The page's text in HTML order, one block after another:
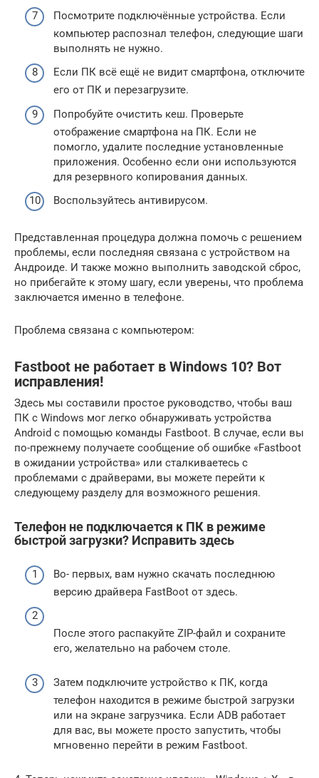
Посмотрите подключённые устройства. Если
компьютер распознал телефон, следующие шаги
выполнять не нужно.
Если ПК всё ещё не видит смартфона, отключите
его от ПК и перезагрузите.
Попробуйте очистить кеш. Проверьте
отображение смартфона на ПК. Если не
помогло, удалите последние установленные
приложения. Особенно если они используются
для резервного копирования данных.
Воспользуйтесь антивирусом.
Представленная процедура должна помочь с решением
проблемы, если последняя связана с устройством на
Андроиде. И также можно выполнить заводской сброс,
но прибегайте к этому шагу, если уверены, что проблема
заключается именно в телефоне.
Проблема связана с компьютером:
Fastboot не работает в Windows 10? Вот
исправления!
Здесь мы составили простое руководство, чтобы ваш
ПК с Windows мог легко обнаруживать устройства
Android с помощью команды Fastboot. В случае, если вы
по-прежнему получаете сообщение об ошибке «Fastboot
в ожидании устройства» или сталкиваетесь с
проблемами с драйверами, вы можете перейти к
следующему разделу для возможного решения.
Телефон не подключается к ПК в режиме
быстрой загрузки? Исправить здесь
Во- первых, вам нужно скачать последнюю
версию драйвера FastBoot от здесь.
После этого распакуйте ZIP-файл и сохраните
его, желательно на рабочем столе.
Затем подключите устройство к ПК, когда
телефон находится в режиме быстрой загрузки
или на экране загрузчика. Если ADB работает
для вас, вы можете просто запустить, чтобы
мгновенно перейти в режим Fastboot.